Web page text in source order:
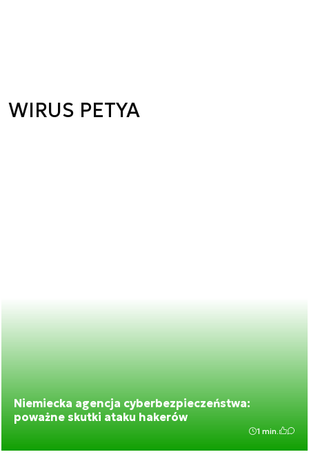
WIRUS PETYA
Niemiecka agencja cyberbezpieczeństwa:
poważne skutki ataku hakerów
1 min.